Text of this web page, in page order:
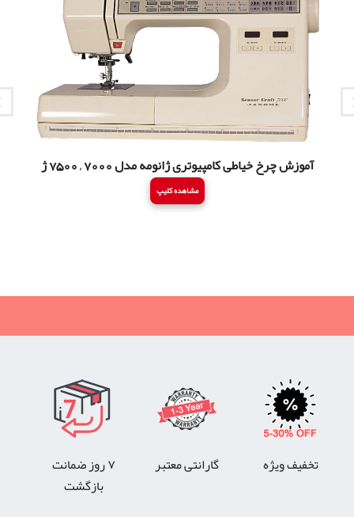
آموزش چرخ خیاطی کامپیوتری ژانومه مدل 7000 , 7500 ژ
مشاهده کلیپ
تخفیف ویژه گارانتی معتبر
۷ روز ضمانت
بازگشت